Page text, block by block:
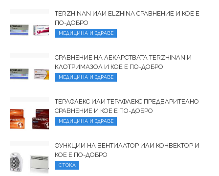
TERZHINAN ИЛИ ELZHINA СРАВНЕНИЕ И КОЕ Е
ПО-ДОБРО
МЕДИЦИНА И ЗДРАВЕ
СРАВНЕНИЕ НА ЛЕКАРСТВАТА TERZHINAN И
КЛОТРИМАЗОЛ И КОЕ Е ПО-ДОБРО
МЕДИЦИНА И ЗДРАВЕ
ТЕРАФЛЕКС ИЛИ ТЕРАФЛЕКС ПРЕДВАРИТЕЛНО
СРАВНЕНИЕ И КОЕ Е ПО-ДОБРО
МЕДИЦИНА И ЗДРАВЕ
ФУНКЦИИ НА ВЕНТИЛАТОР ИЛИ КОНВЕКТОР И
КОЕ Е ПО-ДОБРО
СТОКА